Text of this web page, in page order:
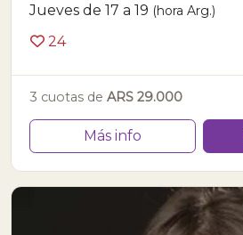
Jueves de 17 a 19 (hora Arg.)
24
3 cuotas de ARS 29.000
Más info